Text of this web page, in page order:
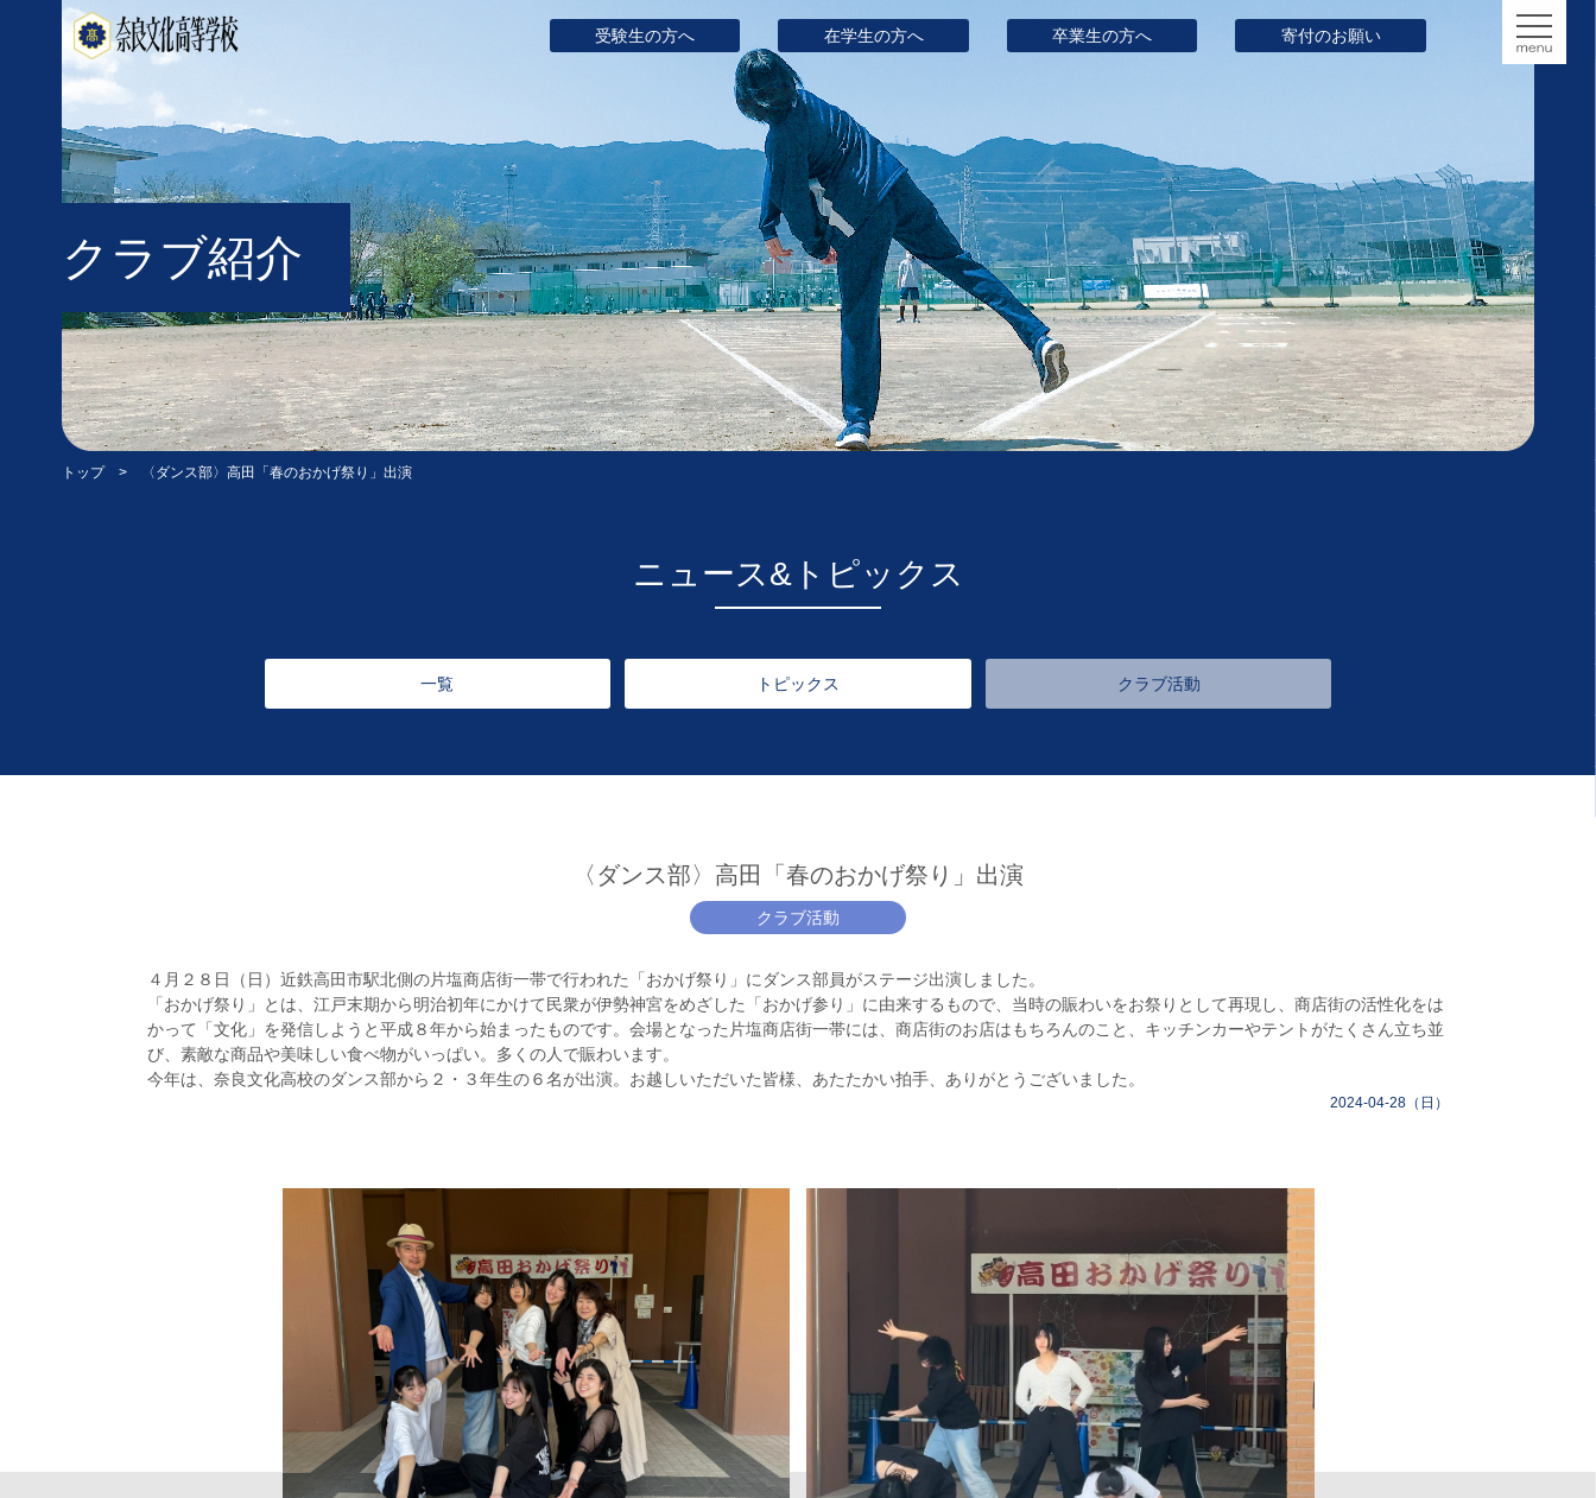
受験生の方へ 在学生の方へ 卒業生の方へ 寄付のお願い
クラブ紹介
トップ> 〈ダンス部〉高田「春のおかげ祭り」出演
ニュース&トピックス
一覧 トピックス クラブ活動
〈ダンス部〉高田「春のおかげ祭り」出演
クラブ活動
４月２８日（日）近鉄高田市駅北側の片塩商店街一帯で行われた「おかげ祭り」にダンス部員がステージ出演しました。
「おかげ祭り」とは、江戸末期から明治初年にかけて民衆が伊勢神宮をめざした「おかげ参り」に由来するもので、当時の賑わいをお祭りとして再現し、商店街の活性化をは
かって「文化」を発信しようと平成８年から始まったものです。会場となった片塩商店街一帯には、商店街のお店はもちろんのこと、キッチンカーやテントがたくさん立ち並
び、素敵な商品や美味しい食べ物がいっぱい。多くの人で賑わいます。
今年は、奈良文化高校のダンス部から２・３年生の６名が出演。お越しいただいた皆様、あたたかい拍手、ありがとうございました。
2024-04-28（日）